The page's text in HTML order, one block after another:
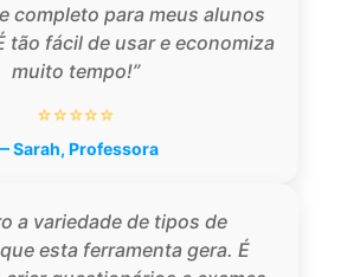
completo para meus alunos
tão fácil de usar e economiza
muito tempo!”
⭐⭐⭐⭐⭐
Sarah, Professora
a variedade de tipos de
esta ferramenta gera. É